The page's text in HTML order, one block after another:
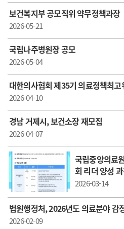
보건복지부 공모직위 약무정책과장
2026-05-21
국립나주병원장 공모
2026-05-04
대한의사협회 제35기 의료정책최
2026-04-10
경남 거제시, 보건소장 재모집
2026-04-07
국립중앙의료
회 리더 양성
2026-03-14
법원행정처, 2026년도 의료분야 감
2026-02-09